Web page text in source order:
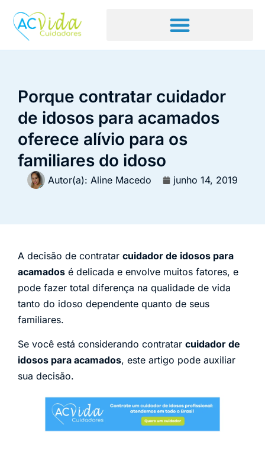
Porque contratar cuidador
de idosos para acamados
oferece alívio para os
familiares do idoso
Autor(a): Aline Macedo junho 14, 2019
A decisão de contratar cuidador de idosos para
acamados é delicada e envolve muitos fatores, e
pode fazer total diferença na qualidade de vida
tanto do idoso dependente quanto de seus
familiares.
Se você está considerando contratar cuidador de
idosos para acamados, este artigo pode auxiliar
sua decisão.